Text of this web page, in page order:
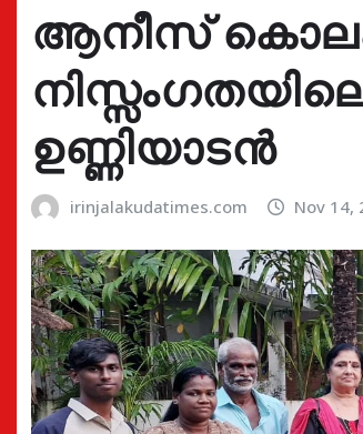
ആനീസ്
ഉണ്ണിയാടൻ
irinjalakudatimes.com Nov 14,